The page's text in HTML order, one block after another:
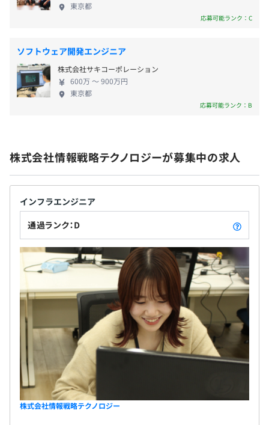
・オンライン勉強会の開催（社員有志/月3～4回開催）
・AWS資格取得
◆透明度100％の評価制度
Ⓐ30段階制 基本給テーブル ＋ Ⓑ23段階制 単価連動テー
ブル
昇給タイミング年4回。単価は開示・単価の約7割を還元
するため、
クライアントへの貢献度に比例して一気に上がります。
＞MAX1400万＋実績に応じたインセンティブ
＞エンジニア平均643万円・PM平均823万円
＞上司によって評価が左右されない日本一透明性が高いエ
ンジニア評価制度です。
・昇給：年4回
社会保険完備（健康保険〈関東ITソフトウェア健康保険組
合加入〉・厚生年金保険、雇用保険・労災保険）
医療保険（会社負担）
無期雇用
東京都
応募可能ランク：C
ソフトウェア開発エンジニア
株式会社サキコーポレーション
600万 〜 900万円
東京都
応募可能ランク：B
株式会社情報戦略テクノロジーが募集中の求人
インフラエンジニア
通過ランク：D
株式会社情報戦略テクノロジー